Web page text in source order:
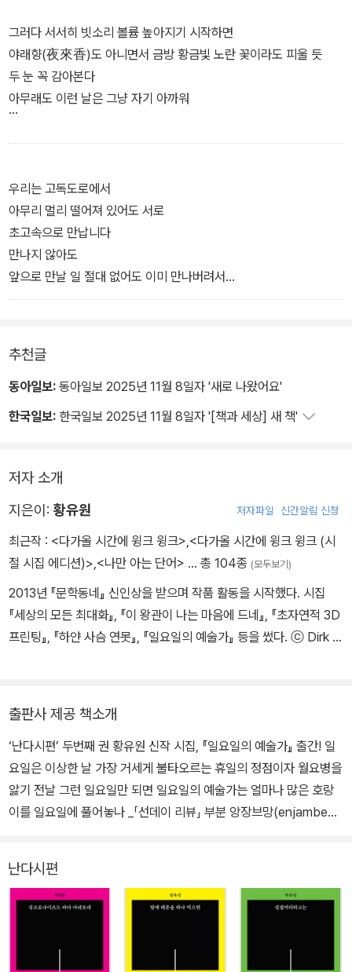
시리고
낮과 밤의 길이는 이제 불과 구 분 차이
―「가을 절벽」 부분
그러다 서서히 빗소리 볼륨 높아지기 시작하면
야래향(夜來香)도 아니면서 금방 황금빛 노란 꽃이라도 피울 듯
두 눈 꼭 감아본다
아무래도 이런 날은 그냥 자기 아까워
창이란 창 다 열어놓고
귀든 마음이든 모조리 다 흠뻑 적시고 있노라면
나는 영원히 바깥에서 노는 것 같다
―「밤비」 부분
우리는 고독도로에서
아무리 멀리 떨어져 있어도 서로
초고속으로 만납니다
만나지 않아도
앞으로 만날 일 절대 없어도 이미 만나버려서
몇 배로 고독한 우리는
고독도로가 다시 고속도로가 될 때까지
우리가 다시는 만나지 않고
만날 필요도 없이
추천글
동아일보: 동아일보 2025년 11월 8일자 '새로 나왔어요'
한국일보: 한국일보 2025년 11월 8일자 '[책과 세상] 새 책'
저자 소개
지은이: 황유원 저자파일 신간알림 신청
최근작 : <다가올 시간에 윙크 윙크> <다가올 시간에 윙크 윙크 (시
절 시집 에디션)> <나만 아는 단어> … 총 104종 (모두보기)
2013년 『문학동네』 신인상을 받으며 작품 활동을 시작했다. 시집
『세상의 모든 최대화』, 『이 왕관이 나는 마음에 드네』, 『초자연적 3D
프린팅』, 『하얀 사슴 연못』, 『일요일의 예술가』 등을 썼다. ⓒ Dirk S
출판사 제공 책소개
‘난다시편’ 두번째 권 황유원 신작 시집, 『일요일의 예술가』 출간! 일
요일은 이상한 날 가장 거세게 불타오르는 휴일의 정점이자 월요병을
앓기 전날 그런 일요일만 되면 일요일의 예술가는 얼마나 많은 호랑
이를 일요일에 풀어놓나 _「선데이 리뷰」 부분 앙장브망(enjambem
난다의 시집 시리즈 난다시편 두번째 권으로 출간되었다. 2013년
『문학동네』로 등단한 이후 그는 김수영문학상, 대한민국예술원 젊은
난다시편